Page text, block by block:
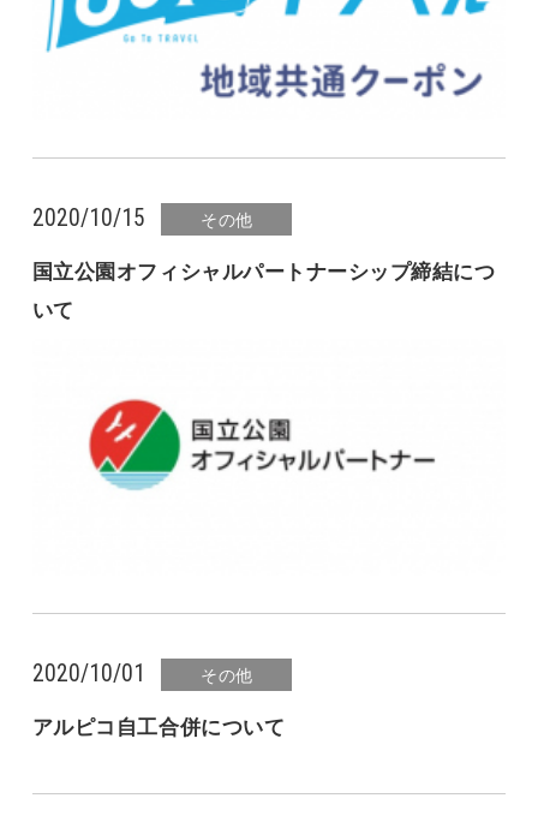
2020/10/15 その他
国立公園オフィシャルパートナーシップ締結につ
いて
2020/10/01 その他
アルピコ自工合併について